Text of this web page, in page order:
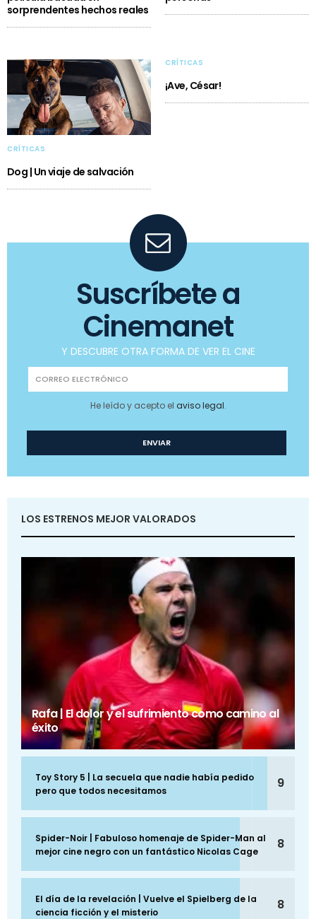
sorprendentes hechos reales
CRÍTICAS
Dog | Un viaje de salvación
CRÍTICAS
¡Ave, César!
Suscríbete a
Cinemanet
Y DESCUBRE OTRA FORMA DE VER EL CINE
He leído y acepto el aviso legal.
LOS ESTRENOS MEJOR VALORADOS
Rafa | El dolor y el sufrimiento como camino al
éxito
Toy Story 5 | La secuela que nadie había pedido
pero que todos necesitamos
9
Spider-Noir | Fabuloso homenaje de Spider-Man al
mejor cine negro con un fantástico Nicolas Cage
8
El día de la revelación | Vuelve el Spielberg de la
ciencia ficción y el misterio
8